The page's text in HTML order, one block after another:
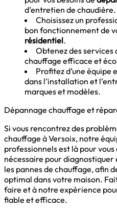
d’entretien de chaudière.
Choisissez un
bon fonctionnement de
résidentiel.
Obtenez des
chauffage efficace et
Profitez d’une
dans l’installation et
marques et modèles.
Dépannage chauffage et
Si vous rencontrez des
chauffage à Versoix, notre
professionnels est là pour
nécessaire pour
les pannes de chauffage, afin
optimal dans votre maison.
faire et à notre expérience
fiable et efficace.